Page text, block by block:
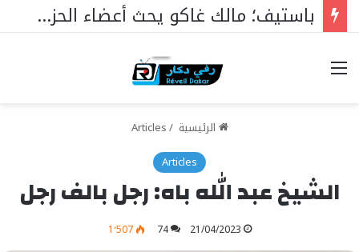
موريتانيا: إعلان نتائج الإقصائيات الموريتانية من مسابقة “مؤسسة محمد السادس للعلماء الأفارقة” في المخطوطات
خيارات
الرئيسية /
Articles
Articles
الشيخ عبد الله باه: رجل بالف رجل
21/04/2023
74 1٬507